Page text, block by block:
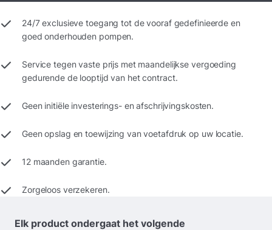
24/7 exclusieve toegang tot de vooraf gedefinieerde en
goed onderhouden pompen.
Service tegen vaste prijs met maandelijkse vergoeding
gedurende de looptijd van het contract.
Geen initiële investerings- en afschrijvingskosten.
Geen opslag en toewijzing van voetafdruk op uw locatie.
12 maanden garantie.
Zorgeloos verzekeren.
Elk product ondergaat het volgende